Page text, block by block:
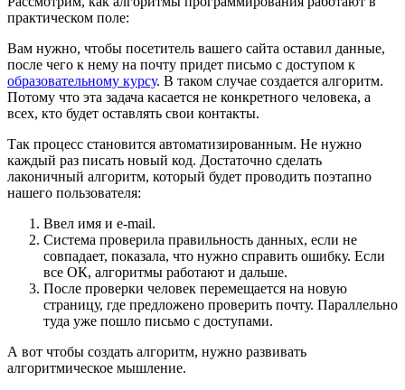
практическом поле:
Вам нужно, чтобы посетитель вашего сайта оставил данные,
после чего к нему на почту придет письмо с доступом к
образовательному курсу. В таком случае создается алгоритм.
Потому что эта задача касается не конкретного человека, а
всех, кто будет оставлять свои контакты.
Так процесс становится автоматизированным. Не нужно
каждый раз писать новый код. Достаточно сделать
лаконичный алгоритм, который будет проводить поэтапно
нашего пользователя:
Ввел имя и e-mail.
Система проверила правильность данных, если не
совпадает, показала, что нужно справить ошибку. Если
все ОК, алгоритмы работают и дальше.
После проверки человек перемещается на новую
страницу, где предложено проверить почту. Параллельно
туда уже пошло письмо с доступами.
А вот чтобы создать алгоритм, нужно развивать
алгоритмическое мышление.